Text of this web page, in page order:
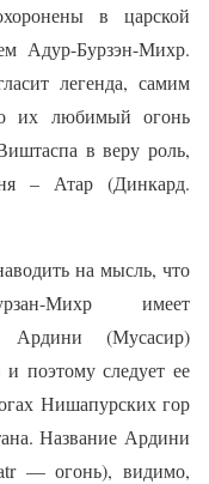
в царской
Адур-Бурзэн-Михр.
легенда, самим
их любимый огонь
в веру роль,
– Атар (Динкард.
на мысль, что
Михр имеет
Ардини (Мусасир)
поэтому следует ее
Нишапурских гор
Название Ардини
— огонь), видимо,